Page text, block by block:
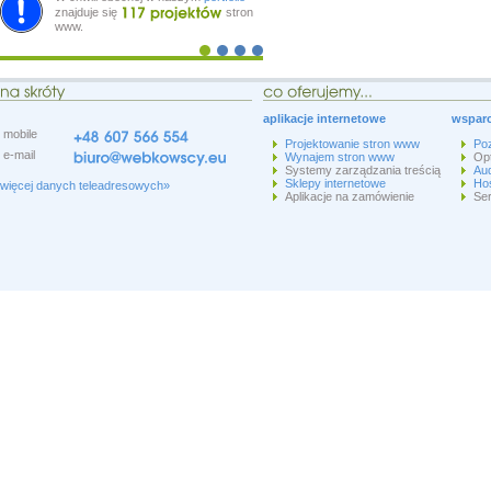
znajduje się
stron
www.
mobile
e-mail
więcej danych teleadresowych»
aplikacje internetowe
Projektowanie stron www
Wynajem stron www
Systemy zarządzania treścią
Sklepy internetowe
Aplikacje na zamówienie